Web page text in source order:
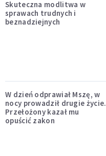
Skuteczna modlitwa w
sprawach trudnych i
beznadziejnych
W dzień odprawiał Mszę, w
nocy prowadził drugie życie.
Przełożony kazał mu
opuścić zakon